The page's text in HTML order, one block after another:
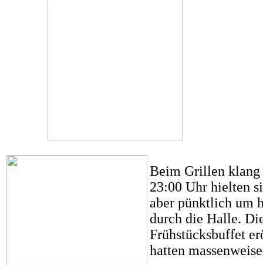
Beim Grillen klang
23:00 Uhr hielten
aber pünktlich um
durch die Halle.
Frühstücksbuffet
hatten